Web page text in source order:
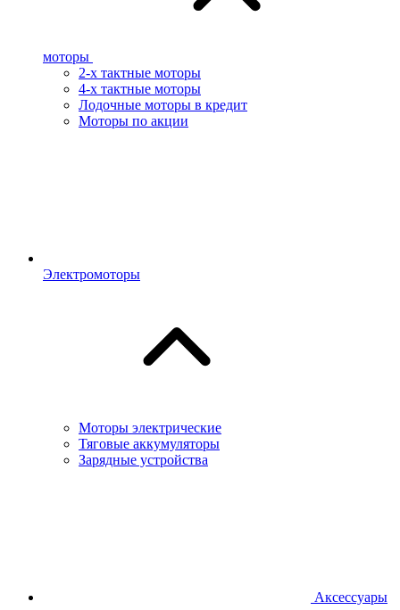
моторы
2-х тактные моторы
4-х тактные моторы
Лодочные моторы в кредит
Моторы по акции
Электромоторы
Моторы электрические
Тяговые аккумуляторы
Зарядные устройства
Аксессуары